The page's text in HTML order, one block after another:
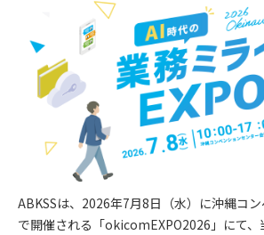
オンラインストア
イベント・セミナー
ブログ
導入事例
ABKSSは、2026年7月8日（水）に沖縄コ
で開催される「okicomEXPO2026」にて、